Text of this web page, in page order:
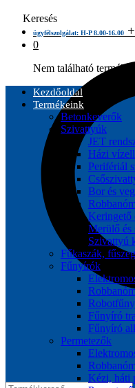
Keresés
ügyfélszolgálat: H-P 8.00-16.00
0
Nem található termék a
Kezdőoldal
Termékeink
Betonkeverők
Szivattyúk
JET
Házi
Perifériál
Bor és
Keringető
Merülő és
Szivattyú
Fűkaszák,
Fűnyírók
Fűnyíró
Fűnyíró
Permetezők
Kézi, háti